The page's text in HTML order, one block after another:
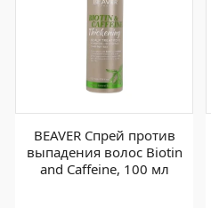
BEAVER Спрей против
выпадения волос Biotin
and Caffeine, 100 мл